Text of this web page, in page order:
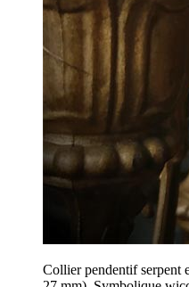
Collier pendentif serpent